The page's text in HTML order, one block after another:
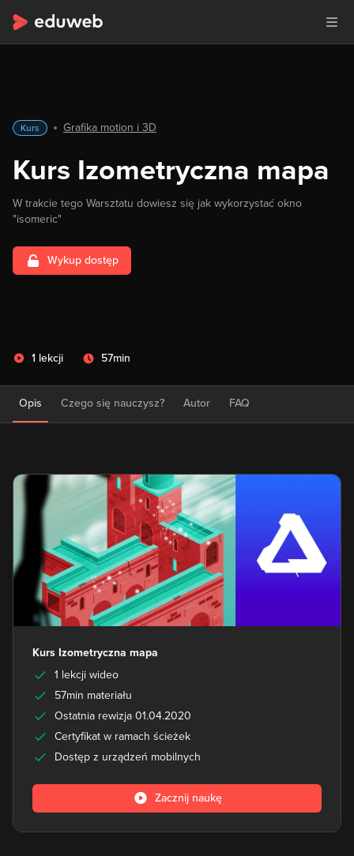
Kurs Grafika motion i 3D
Kurs Izometryczna mapa
W trakcie tego Warsztatu dowiesz się jak wykorzystać okno
"isomeric"
Wykup dostęp
1 lekcji 57min
Opis Czego się nauczysz? Autor FAQ
Kurs Izometryczna mapa
1 lekcji wideo
57min materiału
Ostatnia rewizja 01.04.2020
Certyfikat w ramach ścieżek
Dostęp z urządzeń mobilnych
Zacznij naukę